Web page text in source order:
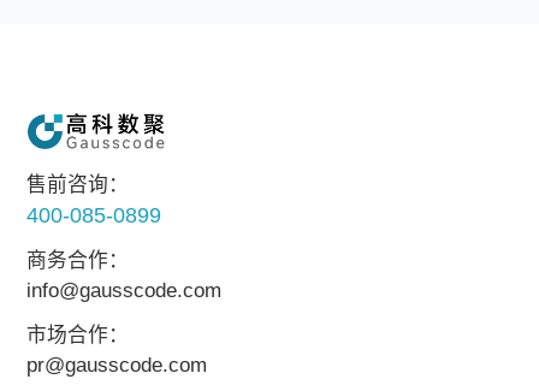
售前咨询：
400-085-0899
商务合作：
info@gausscode.com
市场合作：
pr@gausscode.com